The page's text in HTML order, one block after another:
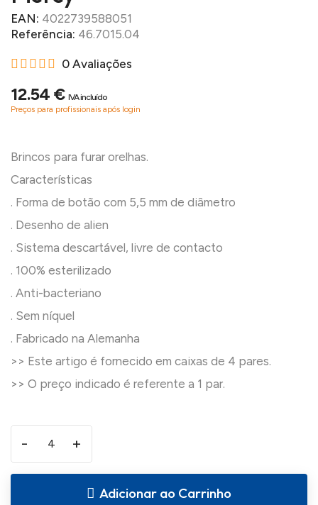
EAN: 4022739588051
Referência: 46.7015.04
0 Avaliações
12.54 € IVA incluído
Preços para profissionais após login
Brincos para furar orelhas.
Características
. Forma de botão com 5,5 mm de diâmetro
. Desenho de alien
. Sistema descartável, livre de contacto
. 100% esterilizado
. Anti-bacteriano
. Sem níquel
. Fabricado na Alemanha
>> Este artigo é fornecido em caixas de 4 pares.
- +
Adicionar ao Carrinho